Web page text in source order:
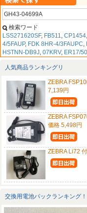
検索ワード
LSS271620SF, FB511, CP1454,
4/5FAUP, FDK 8HR-4/3FAUPC,
HSTNN-DB9J, 07KRV, ER17/50
人気商品ランキングリ
ZEBRA
7,139円
ZEBRA
価格 5,498円
ZEBRA Li72
交換用電池パックランキング！